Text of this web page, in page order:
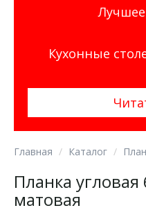
Кухонные
Главная Каталог
Планка
матовая